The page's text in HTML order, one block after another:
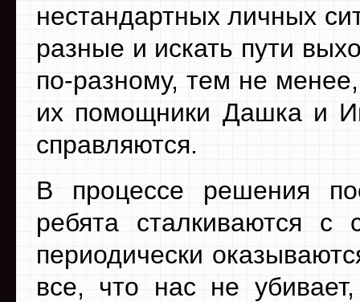
нестандартных личных
разные и искать пути
по-разному, тем не
их помощники Дашка и
справляются.
В процессе решения
ребята сталкиваются
периодически
все, что нас не